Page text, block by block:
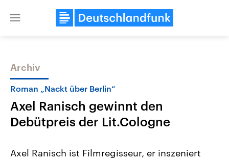
Close
Themen
Archiv
Roman „Nackt über Berlin“
Axel Ranisch gewinnt den
Debütpreis der Lit.Cologne
Axel Ranisch ist Filmregisseur, er inszeniert